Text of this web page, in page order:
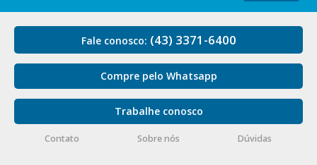
Fale conosco: (43) 3371-6400
Compre pelo Whatsapp
Trabalhe conosco
Contato Sobre nós Dúvidas